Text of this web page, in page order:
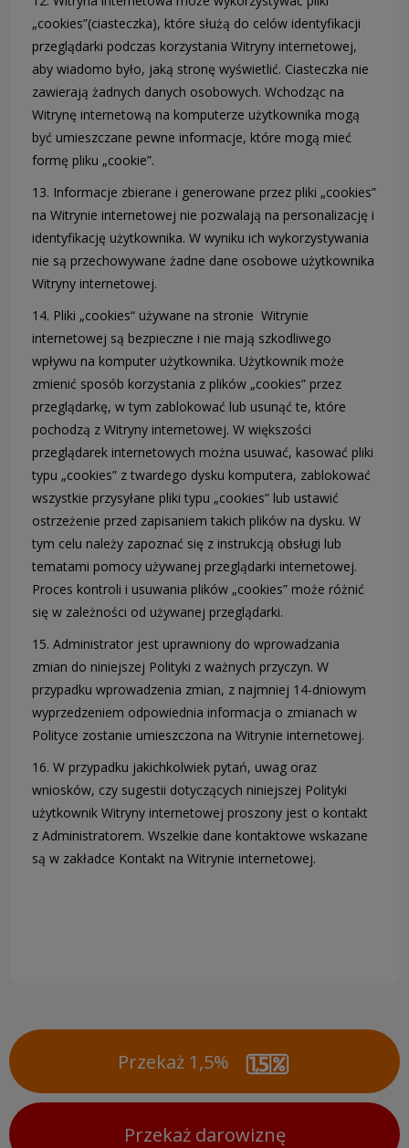
„cookies”(ciasteczka), które służą do celów identyfikacji
przeglądarki podczas korzystania Witryny internetowej,
aby wiadomo było, jaką stronę wyświetlić. Ciasteczka nie
zawierają żadnych danych osobowych. Wchodząc na
Witrynę internetową na komputerze użytkownika mogą
być umieszczane pewne informacje, które mogą mieć
formę pliku „cookie”.
13. Informacje zbierane i generowane przez pliki „cookies”
na Witrynie internetowej nie pozwalają na personalizację i
identyfikację użytkownika. W wyniku ich wykorzystywania
nie są przechowywane żadne dane osobowe użytkownika
Witryny internetowej.
14. Pliki „cookies“ używane na stronie Witrynie
internetowej są bezpieczne i nie mają szkodliwego
wpływu na komputer użytkownika. Użytkownik może
zmienić sposób korzystania z plików „cookies” przez
przeglądarkę, w tym zablokować lub usunąć te, które
pochodzą z Witryny internetowej. W większości
przeglądarek internetowych można usuwać, kasować pliki
typu „cookies” z twardego dysku komputera, zablokować
wszystkie przysyłane pliki typu „cookies” lub ustawić
ostrzeżenie przed zapisaniem takich plików na dysku. W
tym celu należy zapoznać się z instrukcją obsługi lub
tematami pomocy używanej przeglądarki internetowej.
Proces kontroli i usuwania plików „cookies” może różnić
się w zależności od używanej przeglądarki.
15. Administrator jest uprawniony do wprowadzania
zmian do niniejszej Polityki z ważnych przyczyn. W
przypadku wprowadzenia zmian, z najmniej 14-dniowym
wyprzedzeniem odpowiednia informacja o zmianach w
Polityce zostanie umieszczona na Witrynie internetowej.
16. W przypadku jakichkolwiek pytań, uwag oraz
wniosków, czy sugestii dotyczących niniejszej Polityki
użytkownik Witryny internetowej proszony jest o kontakt
z Administratorem. Wszelkie dane kontaktowe wskazane
są w zakładce Kontakt na Witrynie internetowej.
Przekaż 1,5%
Przekaż darowiznę